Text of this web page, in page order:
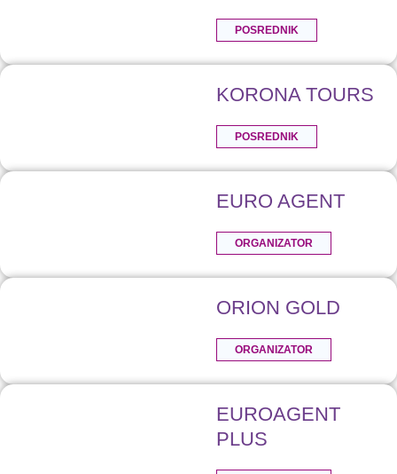
POSREDNIK
KORONA TOURS
POSREDNIK
EURO AGENT
ORGANIZATOR
ORION GOLD
ORGANIZATOR
EUROAGENT
PLUS